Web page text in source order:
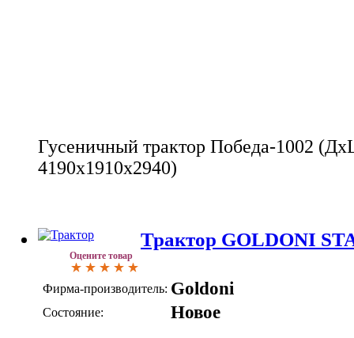
Гусеничный трактор Победа-1002
4190х1910х2940)
Оцените товар
Трактор GOLDONI
Фирма-производитель: Goldoni
Состояние: Новое